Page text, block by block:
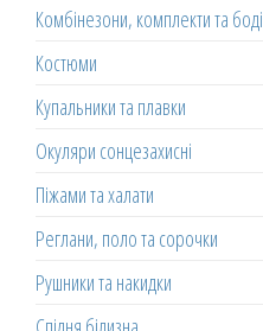
Комбінезони, комплекти та боді
Костюми
Купальники та плавки
Окуляри сонцезахисні
Піжами та халати
Реглани, поло та сорочки
Рушники та накидки